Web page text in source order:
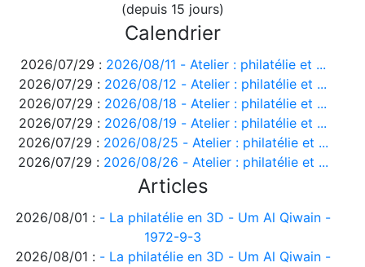
(depuis 15 jours)
Calendrier
2026/07/29 : 2026/08/11 - Atelier : philatélie et ...
2026/07/29 : 2026/08/12 - Atelier : philatélie et ...
2026/07/29 : 2026/08/18 - Atelier : philatélie et ...
2026/07/29 : 2026/08/19 - Atelier : philatélie et ...
2026/07/29 : 2026/08/25 - Atelier : philatélie et ...
2026/07/29 : 2026/08/26 - Atelier : philatélie et ...
Articles
2026/08/01 : - La philatélie en 3D - Um Al Qiwain -
1972-9-3
2026/08/01 : - La philatélie en 3D - Um Al Qiwain -